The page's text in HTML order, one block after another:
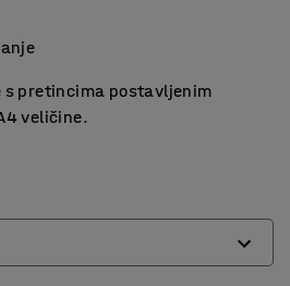
pretincima postavljenim
veličine.